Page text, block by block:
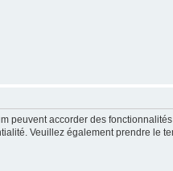
peuvent accorder des
Veuillez également prendre le